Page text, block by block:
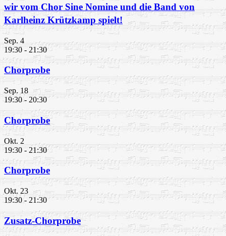
wir vom Chor Sine Nomine und die Band von
Karlheinz Krützkamp spielt!
Sep. 4
19:30 - 21:30
Chorprobe
Sep. 18
19:30- 20:30
Chorprobe
Okt. 2
19:30 - 21:30
Chorprobe
Okt. 23
19:30- 21:30
Zusatz-Chorprobe